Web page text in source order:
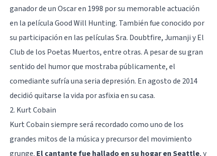
ganador de un Oscar en 1998 por su memorable actuación
en la película Good Will Hunting. También fue conocido por
su participación en las películas Sra. Doubtfire, Jumanji y El
Club de los Poetas Muertos, entre otras. A pesar de su gran
sentido del humor que mostraba públicamente, el
comediante sufría una seriadepresión. En agosto de 2014
decidió quitarse la vida por asfixia en su casa.
2. Kurt Cobain
Kurt Cobain siempre será recordado como uno de los
grandes mitos de la música y precursor del movimiento
grunge. El cantante fue hallado en su hogar en Seattle, y